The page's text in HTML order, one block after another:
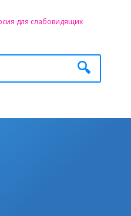
для слабовидящих